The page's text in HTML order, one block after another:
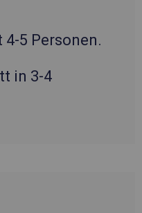
5 Personen.
in 3-4